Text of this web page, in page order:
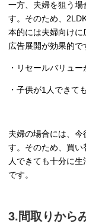
一方、夫婦を狙う場
す。そのため、
本的には夫婦向け
広告展開が効果的で
・リセールバリュ
・子供が1人できて
夫婦の場合には、
す。そのため、買
人できても十分に
です。
3.間取りから